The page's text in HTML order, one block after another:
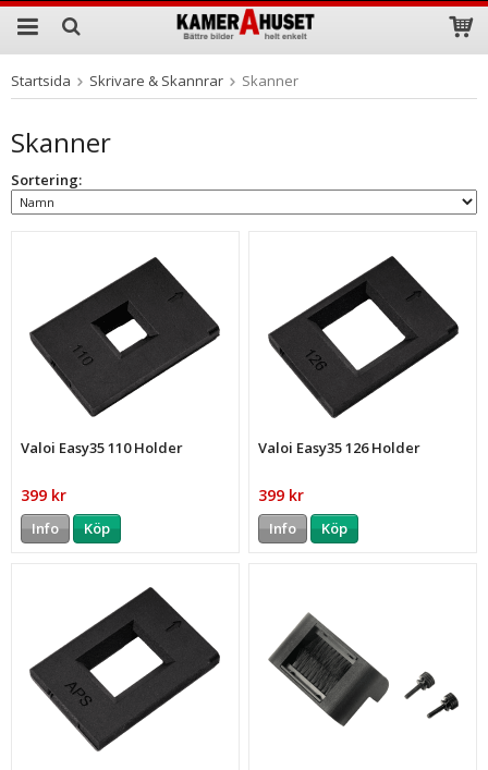
Produkten har blivit tillagd i varukorgen
Startsida Skrivare & Skannrar Skanner
Skanner
Sortering:
Valoi Easy35 110 Holder
399 kr
Info Köp
Valoi Easy35 126 Holder
399 kr
Info Köp